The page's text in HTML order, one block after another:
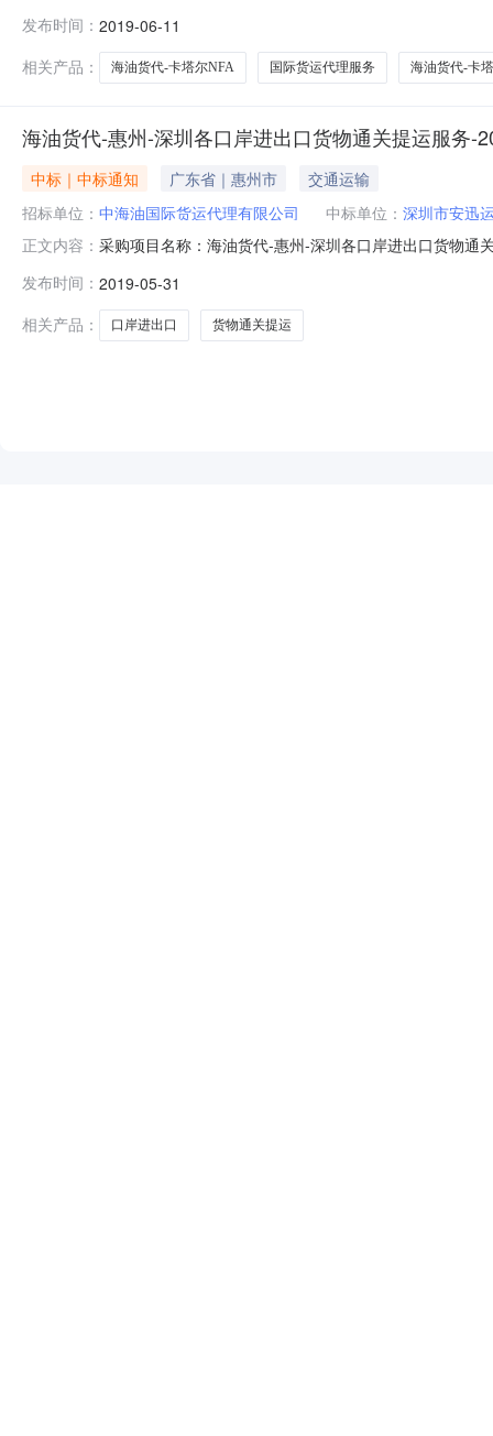
卡塔尔多哈国际货运代理服务-20190328德高国际物流
发布时间： 2019-06-11
相关产品：
海油货代-卡塔尔NFA 国际货运代理服务 海油货代-卡
海油货代-惠州-深圳各口岸进出口货物通关提运服务-
中标｜中标通知 广东省｜惠州市
交通运输
招标单位： 中海油国际货运代理有限公司 中标单位： 深圳市安迅
正文内容： 采购项目名称：海油货代-惠州-深圳各口岸进出口货物
圳市安迅运输实业有限公司CNY49,000.00中海油国际货
发布时间： 2019-05-31
相关产品：
口岸进出口 货物通关提运